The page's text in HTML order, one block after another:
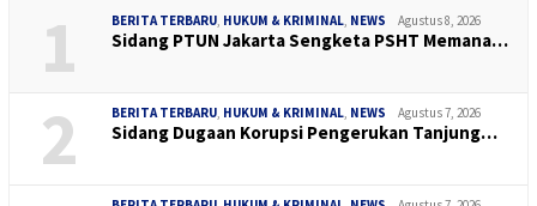
1 BERITA TERBARU, HUKUM & KRIMINAL, NEWS Agustus 8, 2026
Sidang PTUN Jakarta Sengketa PSHT Memana…
2 BERITA TERBARU, HUKUM & KRIMINAL, NEWS Agustus 7, 2026
Sidang Dugaan Korupsi Pengerukan Tanjung…